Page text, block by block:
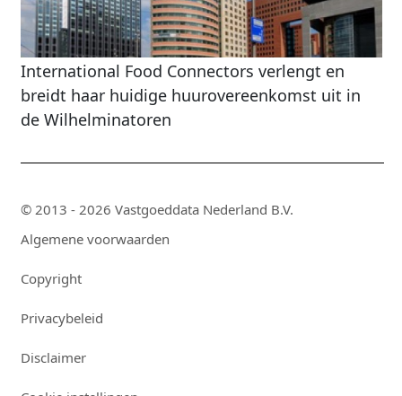
International Food Connectors verlengt en
breidt haar huidige huurovereenkomst uit in
de Wilhelminatoren
© 2013 - 2026 Vastgoeddata Nederland B.V.
Algemene voorwaarden
Copyright
Privacybeleid
Disclaimer